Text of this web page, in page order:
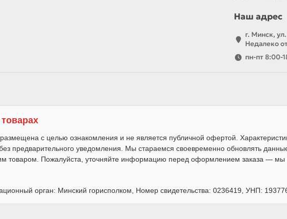
Наш адрес
г. Минск,
Недалеко
пн-пт 8:00-
с целью ознакомления и не является публичной офертой.
предварительного уведомления. Мы стараемся своевременно обновлять
товаром. Пожалуйста, уточняйте информацию перед оформлением заказа — мы
орган: Минский горисполком, Номер свидетельства: 0236419, УНП: